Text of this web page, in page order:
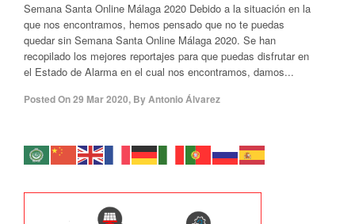
Semana Santa Online Málaga 2020 Debido a la situación en la
que nos encontramos, hemos pensado que no te puedas
quedar sin Semana Santa Online Málaga 2020. Se han
recopilado los mejores reportajes para que puedas disfrutar en
el Estado de Alarma en el cual nos encontramos, damos...
Posted On29 Mar 2020, ByAntonio Álvarez